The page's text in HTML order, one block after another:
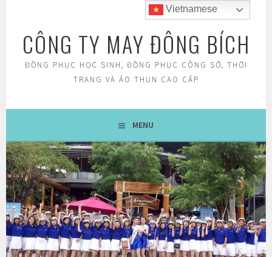
contentCÔNG TY MAY ĐÔNG BÍCH
ĐỒNG PHỤC HỌC SINH, ĐỒNG PHỤC CÔNG SỞ, THỜI
TRANG VÀ ÁO THUN CAO CẤP
MENU
Vietnamese